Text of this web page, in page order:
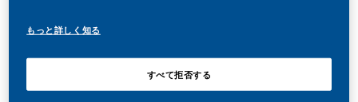
もっと詳しく知る
すべて拒否する